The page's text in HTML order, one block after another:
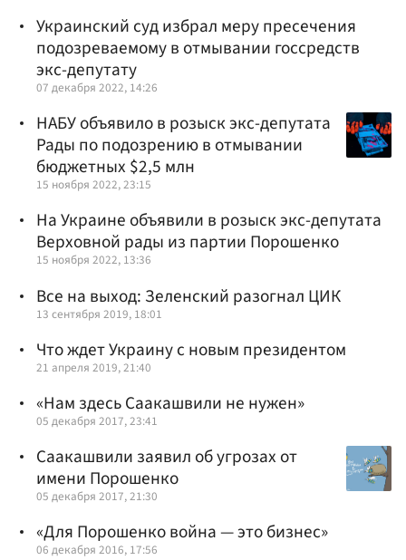
Украинский суд избрал меру пресечения
подозреваемому в отмывании госсредств
экс-депутату
07 декабря 2022, 14:26
НАБУ объявило в розыск экс-депутата
Рады по подозрению в отмывании
бюджетных $2,5 млн
15 ноября 2022, 23:15
На Украине объявили в розыск экс-депутата
Верховной рады из партии Порошенко
15 ноября 2022, 13:36
Все на выход: Зеленский разогнал ЦИК
13 сентября 2019, 18:01
Что ждет Украину с новым президентом
21 апреля 2019, 21:40
«Нам здесь Саакашвили не нужен»
05 декабря 2017, 23:41
Саакашвили заявил об угрозах от
имени Порошенко
05 декабря 2017, 21:30
«Для Порошенко война — это бизнес»
06 декабря 2016, 17:56